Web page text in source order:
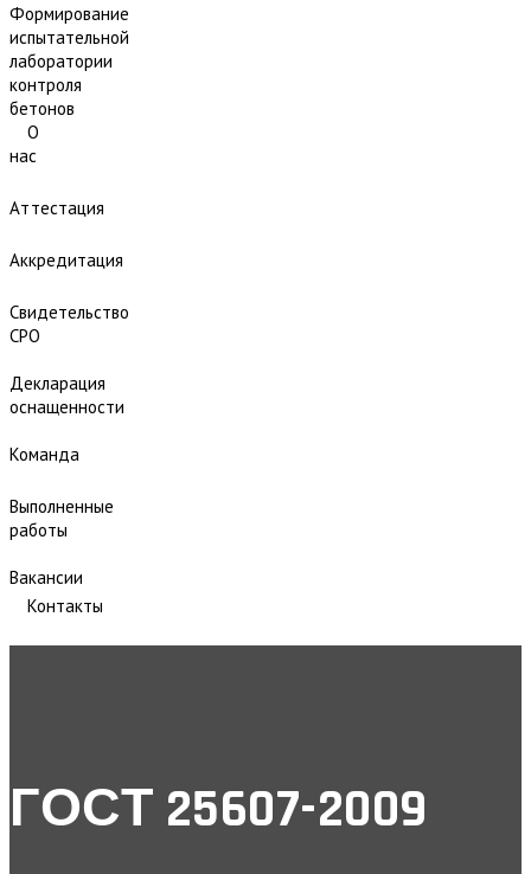
Формирование
испытательной
лаборатории
контроля
бетонов
О
нас
Аттестация
Аккредитация
Свидетельство
СРО
Декларация
оснащенности
Команда
Выполненные
работы
Вакансии
Контакты
ГОСТ 25607-2009